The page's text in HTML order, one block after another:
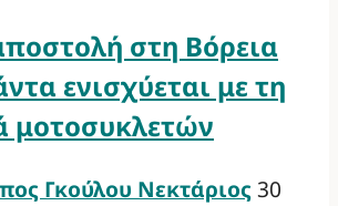
στη Βόρεια
ενισχύεται με τη
μοτοσυκλετών
Γκούλου Νεκτάριος 30